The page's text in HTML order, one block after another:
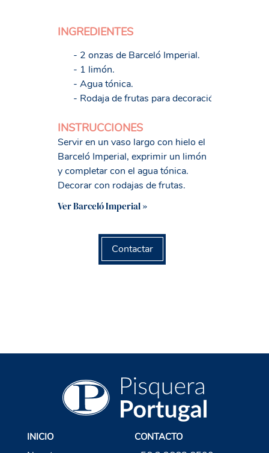
INGREDIENTES
- 2 onzas de Barceló Imperial.
- 1 limón.
- Agua tónica.
- Rodaja de frutas para decoración
INSTRUCCIONES
Servir en un vaso largo con hielo el
Barceló Imperial, exprimir un limón
y completar con el agua tónica.
Decorar con rodajas de frutas.
Ver Barceló Imperial »
Contactar
INICIO CONTACTO